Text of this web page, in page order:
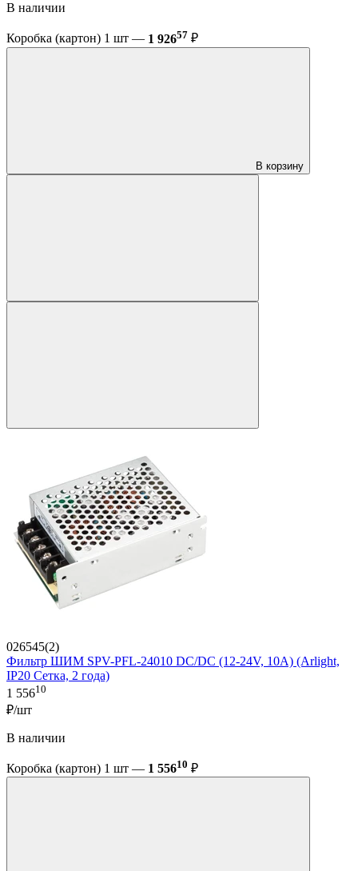
В наличии
Коробка (картон) 1 шт — 1 92657 ₽
В корзину
026545(2)
Фильтр ШИМ SPV-PFL-24010 DC/DC (12-24V, 10A) (Arlight,
IP20 Сетка, 2 года)
1 55610
₽/шт
В наличии
Коробка (картон) 1 шт — 1 55610 ₽